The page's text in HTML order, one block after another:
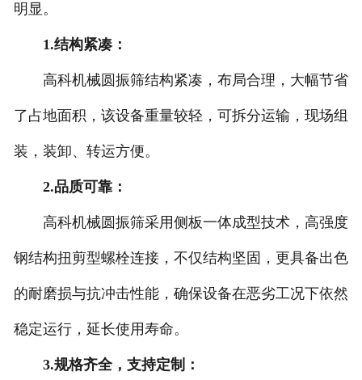
明显。
1.结构紧凑：
高科机械圆振筛结构紧凑，布局合理，大幅节省
了占地面积，该设备重量较轻，可拆分运输，现场组
装，装卸、转运方便。
2.品质可靠：
高科机械圆振筛采用侧板一体成型技术，高强度
钢结构扭剪型螺栓连接，不仅结构坚固，更具备出色
的耐磨损与抗冲击性能，确保设备在恶劣工况下依然
稳定运行，延长使用寿命。
3.规格齐全，支持定制：